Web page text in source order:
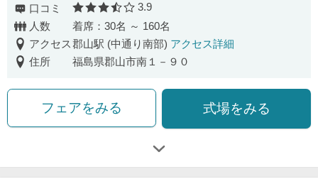
口コミ 口コミ評価
3.9
人数
着席：30名 ～ 160名
アクセス郡山駅 (中通り南部) アクセス詳細
住所
福島県郡山市南１－９０
フェアをみる 式場をみる